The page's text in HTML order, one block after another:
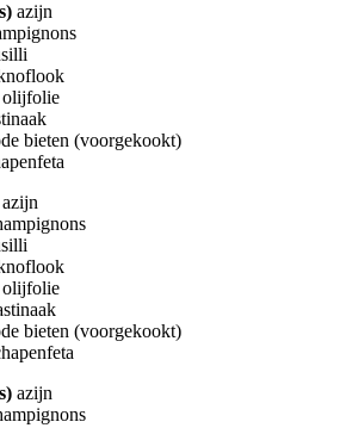
azijn
olijfolie
bieten (voorgekookt)
azijn
olijfolie
bieten (voorgekookt)
azijn